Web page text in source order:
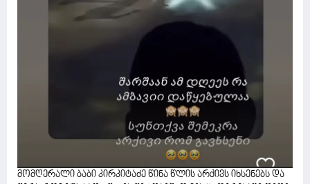
მომღერალი ბაბი კირკიტაძე წინა წლის არქივს იხსენებს და